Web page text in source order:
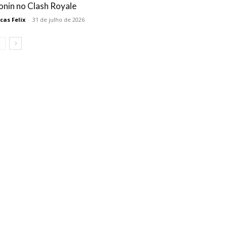
no Clash Royale
Felix - 31 de julho de 2026